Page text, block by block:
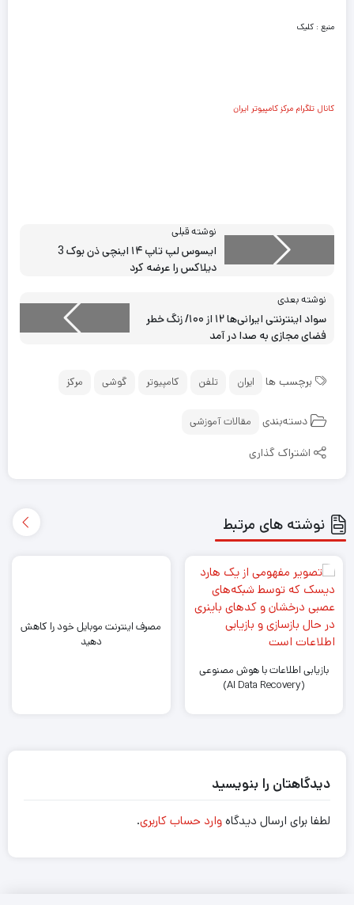
منبع : کلیک
کانال تلگرام مرکز کامپیوتر ایران
نوشته قبلی
ایسوس لپ‌ تاپ ۱۴ اینچی ذن‌ بوک 3
دیلاکس را عرضه کرد
نوشته بعدی
سواد اینترنتی ایرانی‌ها ۱۲ از ۱۰۰/ زنگ خطر
فضای مجازی به صدا در آمد
برچسب ها ایران تلفن کامپیوتر گوشی مرکز
دسته‌بندی مقالات آموزشی
اشتراک گذاری
نوشته های مرتبط
بازیابی اطلاعات با هوش مصنوعی
(AI Data Recovery)
مصرف اینترنت موبایل خود را کاهش
دهید
دیدگاهتان را بنویسید
لطفا برای ارسال دیدگاهوارد حساب کاربری.